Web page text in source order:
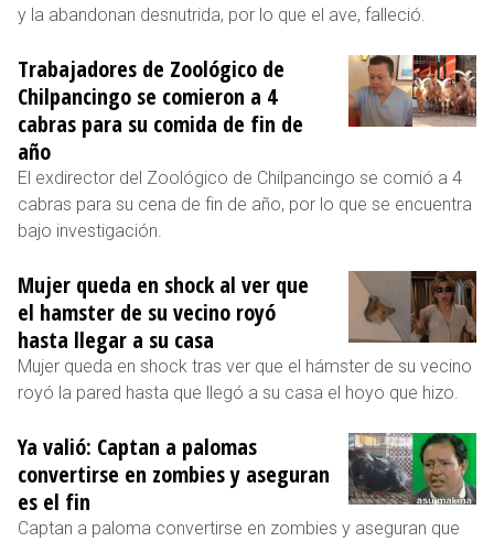
y la abandonan desnutrida, por lo que el ave, falleció.
Trabajadores de Zoológico de
Chilpancingo se comieron a 4
cabras para su comida de fin de
año
El exdirector del Zoológico de Chilpancingo se comió a 4
cabras para su cena de fin de año, por lo que se encuentra
bajo investigación.
Mujer queda en shock al ver que
el hamster de su vecino royó
hasta llegar a su casa
Mujer queda en shock tras ver que el hámster de su vecino
royó la pared hasta que llegó a su casa el hoyo que hizo.
Ya valió: Captan a palomas
convertirse en zombies y aseguran
es el fin
Captan a paloma convertirse en zombies y aseguran que